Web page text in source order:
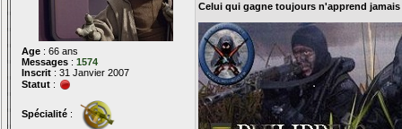
Age : 66 ans
Messages : 1574
Inscrit : 31 Janvier 2007
Statut :
Spécialité :
Celui qui gagne toujours n'apprend